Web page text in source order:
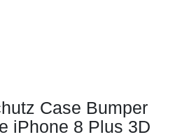
Case Bumper
iPhone 8 Plus 3D